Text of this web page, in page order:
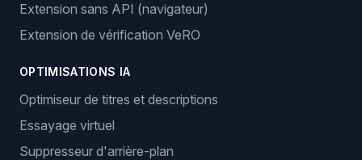
Extension sans API (navigateur)
Extension de vérification VeRO
OPTIMISATIONS IA
Optimiseur de titres et descriptions
Essayage virtuel
Suppresseur d'arrière-plan